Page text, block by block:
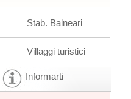
Stab. Balneari
Villaggi turistici
Informarti